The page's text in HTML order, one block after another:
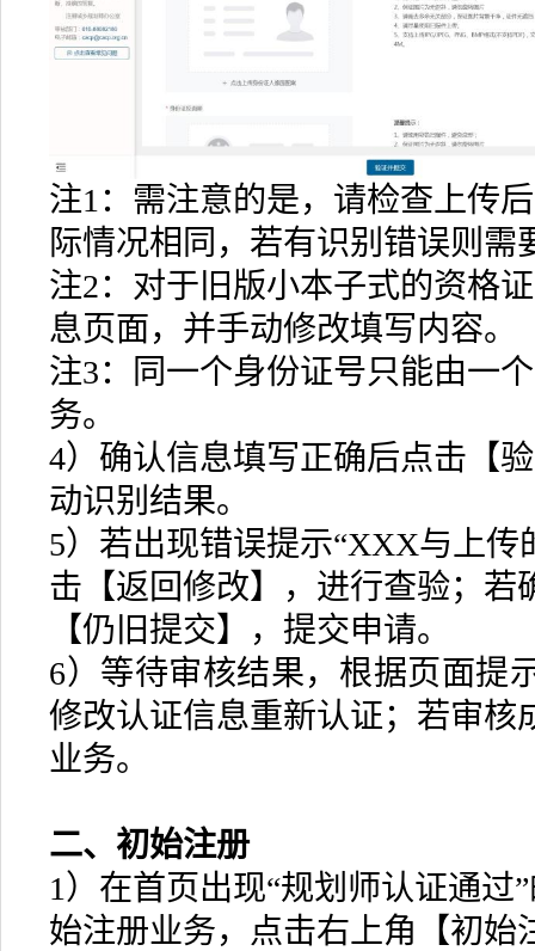
注1：需注意的是，请检查上传
际情况相同，若有识别错误则需
注2：对于旧版小本子式的资格
息页面，并手动修改填写内容。
注3：同一个身份证号只能由一
务。
4）确认信息填写正确后点击【
动识别结果。
5）若出现错误提示“XXX与上
击【返回修改】，进行查验；若
【仍旧提交】，提交申请。
6）等待审核结果，根据页面提
修改认证信息重新认证；若审核
业务。
二、初始注册
1）在首页出现“规划师认证通过
始注册业务，点击右上角【初始